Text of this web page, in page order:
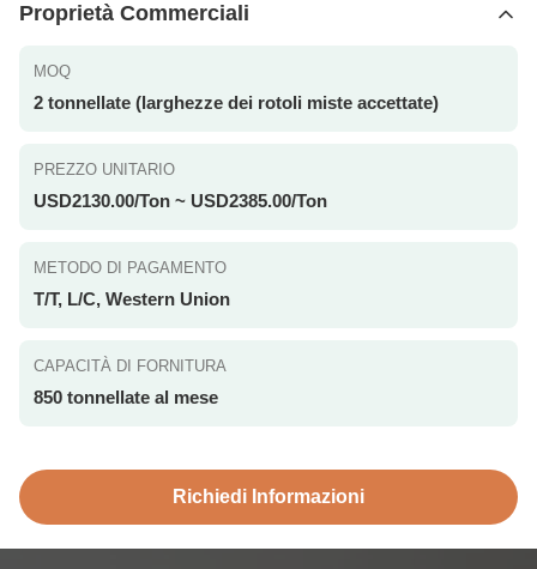
Proprietà Commerciali
MOQ
2 tonnellate (larghezze dei rotoli miste accettate)
PREZZO UNITARIO
USD2130.00/Ton ~ USD2385.00/Ton
METODO DI PAGAMENTO
T/T, L/C, Western Union
CAPACITÀ DI FORNITURA
850 tonnellate al mese
Richiedi Informazioni